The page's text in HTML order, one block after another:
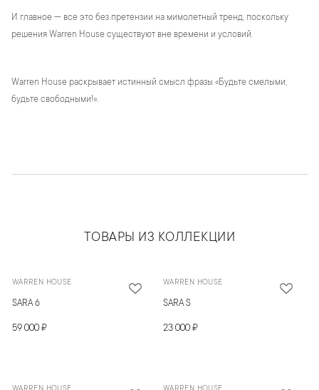
И главное — все это без претензии на мимолетный тренд, поскольку
решения Warren House существуют вне времени и условий.
Warren House раскрывает истинный смысл фразы «Будьте смелыми,
будьте свободными!».
ТОВАРЫ ИЗ КОЛЛЕКЦИИ
WARREN HOUSE
SARA 6
59 000 ₽
WARREN HOUSE
SARA S
23 000 ₽